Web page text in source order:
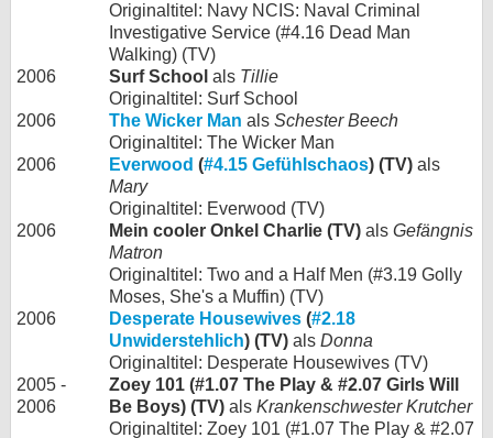
Originaltitel: Navy NCIS: Naval Criminal
Investigative Service (#4.16 Dead Man
Walking) (TV)
2006
Surf School als Tillie
Originaltitel: Surf School
2006
The Wicker Man als Schester Beech
Originaltitel: The Wicker Man
2006
Everwood (#4.15 Gefühlschaos) (TV) als
Mary
Originaltitel: Everwood (TV)
2006
Mein cooler Onkel Charlie (TV) als Gefängnis
Matron
Originaltitel: Two and a Half Men (#3.19 Golly
Moses, She's a Muffin) (TV)
2006
Desperate Housewives (#2.18
Unwiderstehlich) (TV) als Donna
Originaltitel: Desperate Housewives (TV)
2005 -
2006
Zoey 101 (#1.07 The Play & #2.07 Girls Will
Be Boys) (TV) als Krankenschwester Krutcher
Originaltitel: Zoey 101 (#1.07 The Play & #2.07